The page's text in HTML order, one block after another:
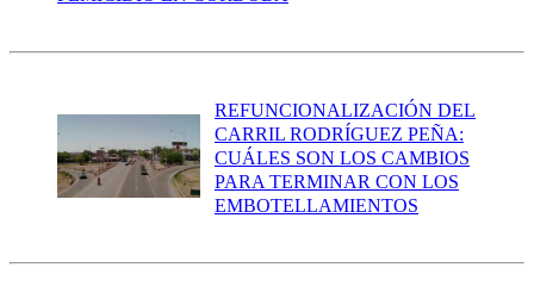
REFUNCIONALIZACIÓN DEL
CARRIL RODRÍGUEZ PEÑA:
CUÁLES SON LOS CAMBIOS
PARA TERMINAR CON LOS
EMBOTELLAMIENTOS